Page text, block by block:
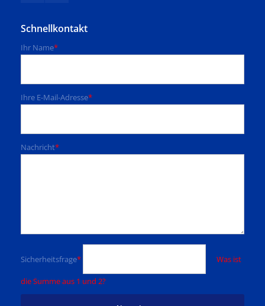
Schnellkontakt
Ihr Name*
Ihre E-Mail-Adresse*
Nachricht*
Sicherheitsfrage* Was ist
die Summe aus 1 und 2?